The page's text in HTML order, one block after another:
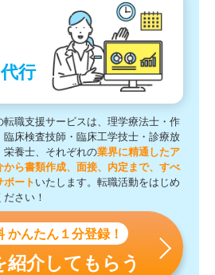
行
転職支援サービスは、理学療法士・作
床検査技師・臨床工学技士・診療放
栄養士、それぞれの業界に精通したア
から書類作成、面接、内定まで、すべ
ポート いたします。転職活動をはじめ
さい！
かんたん１分登録！
紹介してもらう